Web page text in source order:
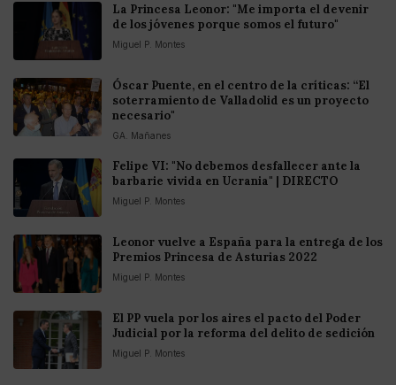
La Princesa Leonor: "Me importa el devenir
de los jóvenes porque somos el futuro"
Miguel P. Montes
Óscar Puente, en el centro de la críticas: “El
soterramiento de Valladolid es un proyecto
necesario"
GA. Mañanes
Felipe VI: "No debemos desfallecer ante la
barbarie vivida en Ucrania" | DIRECTO
Miguel P. Montes
Leonor vuelve a España para la entrega de los
Premios Princesa de Asturias 2022
Miguel P. Montes
El PP vuela por los aires el pacto del Poder
Judicial por la reforma del delito de sedición
Miguel P. Montes